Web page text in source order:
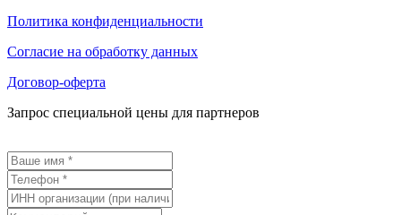
Политика конфиденциальности
Согласие на обработку данных
Договор-оферта
Запрос специальной цены для партнеров